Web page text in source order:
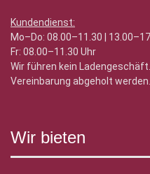
Kundendienst:
Mo–Do: 08.00–11.30 |
Fr: 08.00–11.30 Uhr
Wir führen kein
Vereinbarung abgeholt werden.
Wir bieten